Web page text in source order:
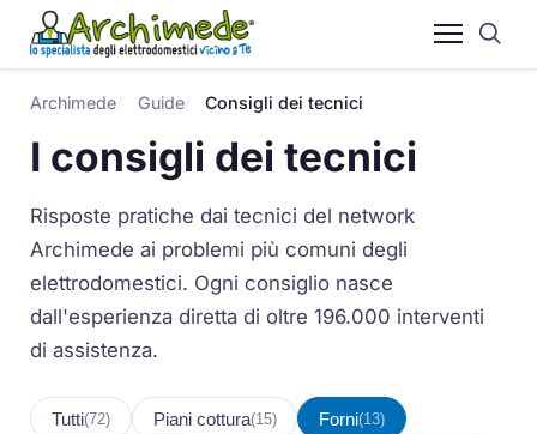
Archimede Guide Consigli dei tecnici
I consigli dei tecnici
Risposte pratiche dai tecnici del network
Archimede ai problemi più comuni degli
elettrodomestici. Ogni consiglio nasce
dall'esperienza diretta di oltre 196.000 interventi
di assistenza.
Tutti(72) Piani cottura(15) Forni(13)